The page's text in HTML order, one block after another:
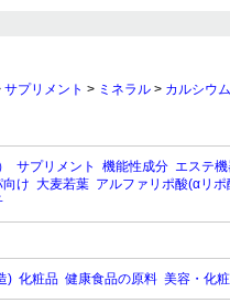
サプリメント > ミネラル > カルシウム
サプリメント 機能性成分 エステ
け 大麦若葉 アルファリポ酸(αリポ
) 化粧品 健康食品の原料 美容・化